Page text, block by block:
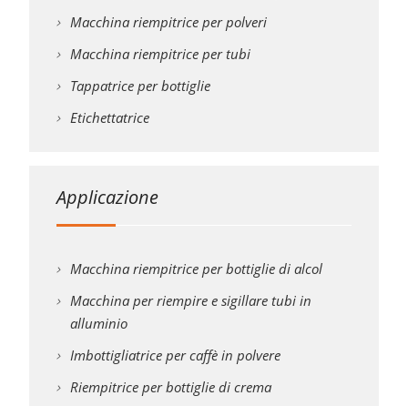
Macchina riempitrice per polveri
Macchina riempitrice per tubi
Tappatrice per bottiglie
Etichettatrice
Applicazione
Macchina riempitrice per bottiglie di alcol
Macchina per riempire e sigillare tubi in
alluminio
Imbottigliatrice per caffè in polvere
Riempitrice per bottiglie di crema